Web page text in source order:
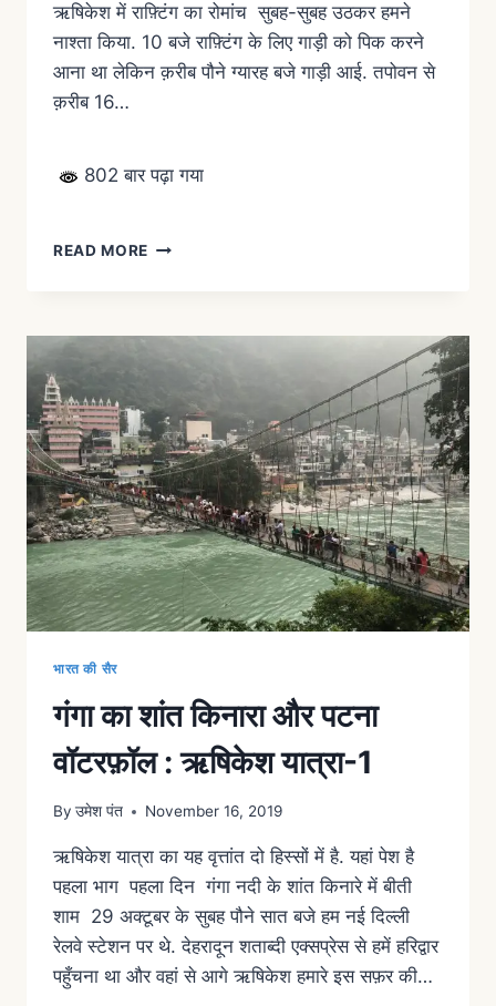
ऋषिकेश में राफ़्टिंग का रोमांच सुबह-सुबह उठकर हमने
नाश्ता किया. 10 बजे राफ़्टिंग के लिए गाड़ी को पिक करने
आना था लेकिन क़रीब पौने ग्यारह बजे गाड़ी आई. तपोवन से
क़रीब 16…
802 बार पढ़ा गया
READ MORE
भारत की सैर
गंगा का शांत किनारा और पटना
वॉटरफ़ॉल : ऋषिकेश यात्रा-1
By उमेश पंत November 16, 2019
ऋषिकेश यात्रा का यह वृत्तांत दो हिस्सों में है. यहां पेश है
पहला भाग पहला दिन गंगा नदी के शांत किनारे में बीती
शाम 29 अक्टूबर के सुबह पौने सात बजे हम नई दिल्ली
रेलवे स्टेशन पर थे. देहरादून शताब्दी एक्सप्रेस से हमें हरिद्वार
पहुँचना था और वहां से आगे ऋषिकेश हमारे इस सफ़र की…